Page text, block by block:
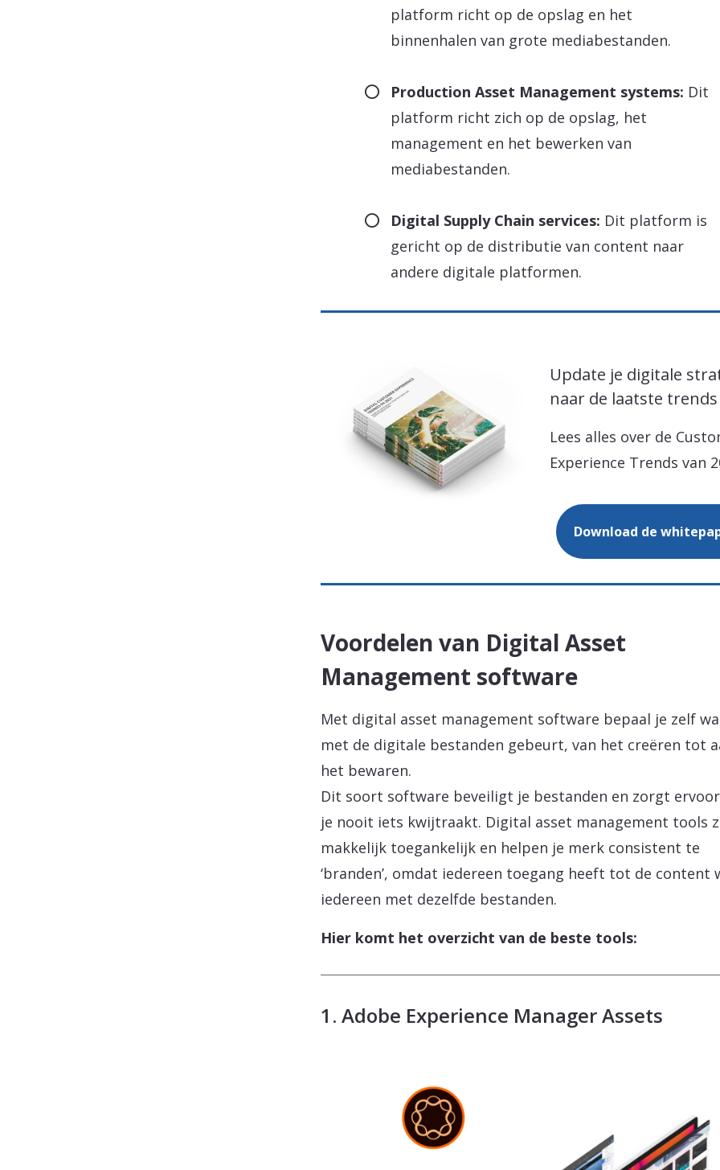
platform richt op de opslag en het
binnenhalen van grote mediabestanden.
Production Asset Management systems: Dit
platform richt zich op de opslag, het
management en het bewerken van
mediabestanden.
Digital Supply Chain services: Dit platform is
gericht op de distributie van content naar
andere digitale platformen.
Update je digitale
naar de laatste trends
Lees alles over de
Experience Trends van
Download de
Voordelen van Digital Asset
Management software
Met digital asset management software bepaal je zelf
met de digitale bestanden gebeurt, van het creëren tot
het bewaren.
Dit soort software beveiligt je bestanden en zorgt
je nooit iets kwijtraakt. Digital asset management tools
makkelijk toegankelijk en helpen je merk consistent te
‘branden’, omdat iedereen toegang heeft tot de content
iedereen met dezelfde bestanden.
Hier komt het overzicht van de beste tools:
1. Adobe Experience Manager Assets